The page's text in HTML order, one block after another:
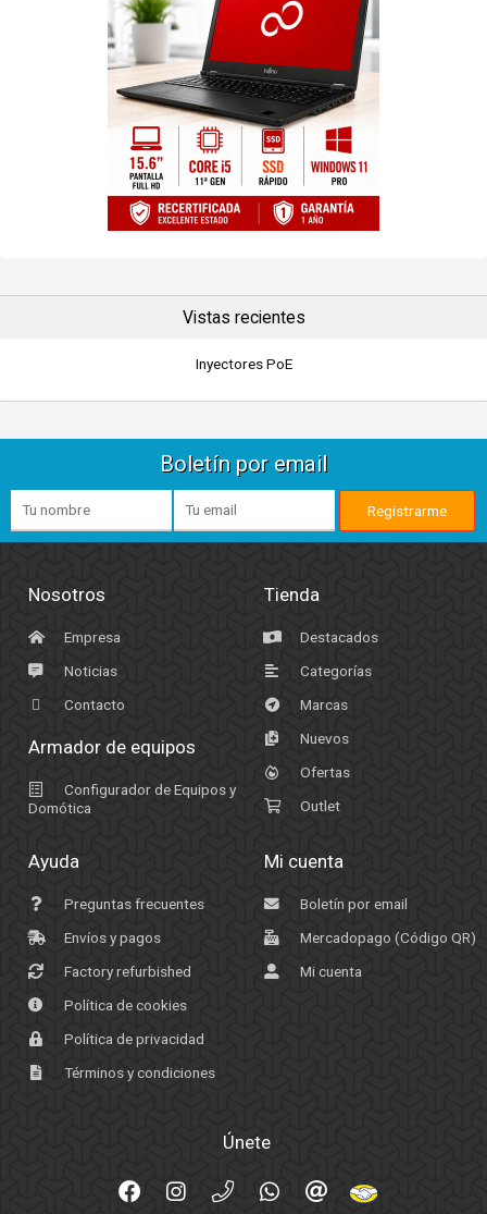
Vistas recientes
Inyectores PoE
Boletín por email
Nosotros
Empresa
Noticias
Contacto
Armador de equipos
Configurador de Equipos y
Domótica
Tienda
Destacados
Categorías
Marcas
Nuevos
Ofertas
Outlet
Ayuda
Preguntas frecuentes
Envíos y pagos
Factory refurbished
Política de cookies
Política de privacidad
Términos y condiciones
Mi cuenta
Boletín por email
Mercadopago (Código QR)
Mi cuenta
Únete